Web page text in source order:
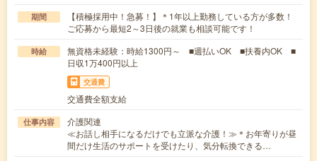
期間
【積極採用中！急募！】＊1年以上勤務している方が多数！
ご応募から最短2～3日後の就業も相談可能です！
時給
無資格未経験：時給1300円～ ■週払いOK ■扶養内OK ■
日収1万400円以上
交通費
交通費全額支給
仕事内容
介護関連
≪お話し相手になるだけでも立派な介護！≫＊お年寄りが昼
間だけ生活のサポートを受けたり、気分転換できる…